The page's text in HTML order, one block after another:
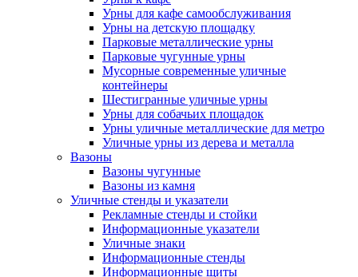
Урны для кафе самообслуживания
Урны на детскую площадку
Парковые металлические урны
Парковые чугунные урны
Мусорные современные уличные
контейнеры
Шестигранные уличные урны
Урны для собачьих площадок
Урны уличные металлические для метро
Уличные урны из дерева и металла
Вазоны
Вазоны чугунные
Вазоны из камня
Уличные стенды и указатели
Рекламные стенды и стойки
Информационные указатели
Уличные знаки
Информационные стенды
Информационные щиты